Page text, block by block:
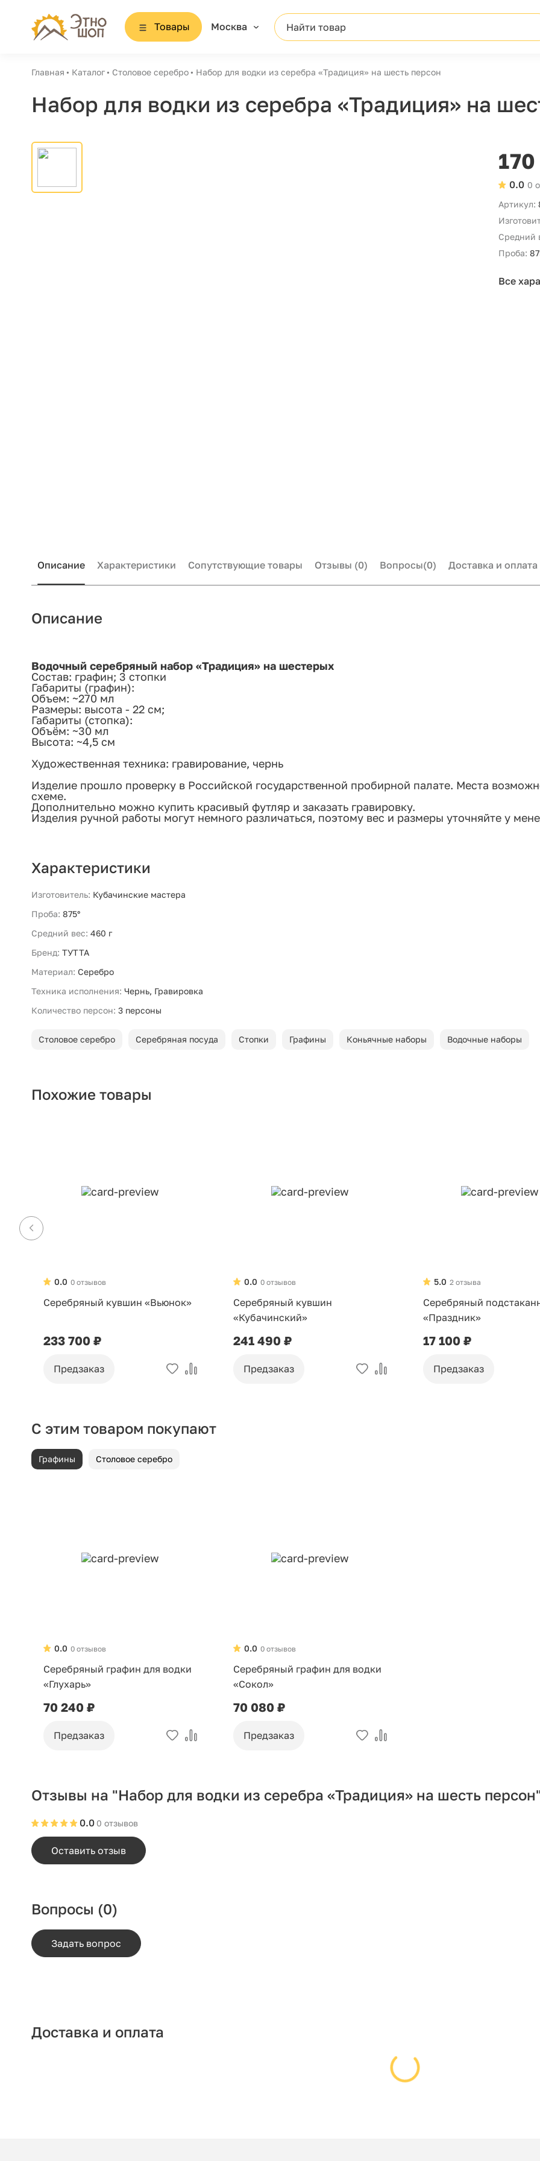
Товары Москва Найти товар
Главная Каталог Столовое серебро Набор для водки из серебра «Традиция» на шесть персон
Набор для водки из серебра «Традиция» на
0
0.0
Артикул:
Средний
Проба:
Все
Описание Характеристики Сопутствующие товары Отзывы (0) Вопросы(0) Доставка и оплата
Описание
Водочный серебряный набор «Традиция» на шестерых
Состав: графин; 3 стопки
Габариты (графин):
Объем: ~270 мл
Размеры: высота - 22 см;
Габариты (стопка):
Объём: ~30 мл
Высота: ~4,5 см
Художественная техника: гравирование, чернь
Изделие прошло проверку в Российской государственной пробирной палате. Места
схеме.
Дополнительно можно купить красивый футляр и заказать гравировку.
Изделия ручной работы могут немного различаться, поэтому вес и размеры уточняйте у
Характеристики
Изготовитель: Кубачинские мастера
Проба: 875°
Средний вес: 460 г
Бренд: ТУТТА
Материал: Серебро
Техника исполнения: Чернь, Гравировка
Количество персон: 3 персоны
Столовое серебро Серебряная посуда Стопки Графины Коньячные наборы Водочные наборы
Похожие товары
0 отзывов
0.0
Серебряный кувшин «Вьюнок»
233 700 ₽
Предзаказ
0 отзывов
0.0
Серебряный кувшин
«Кубачинский»
241 490 ₽
Предзаказ
2 отзыва
5.0
Серебряный
«Праздник»
17 100 ₽
Предзаказ
С этим товаром покупают
Графины Столовое серебро
0 отзывов
0.0
Серебряный графин для водки
«Глухарь»
70 240 ₽
Предзаказ
0 отзывов
0.0
Серебряный графин для водки
«Сокол»
70 080 ₽
Предзаказ
Отзывы на "Набор для водки из серебра «Традиция» на шесть
0 отзывов
0.0
Оставить отзыв
Вопросы (0)
Задать вопрос
Доставка и оплата